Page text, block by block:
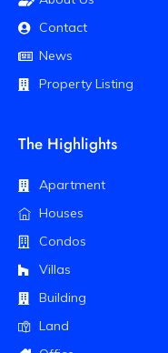
Contact
News
Property Listing
The Highlights
Apartment
Houses
Condos
Villas
Building
Land